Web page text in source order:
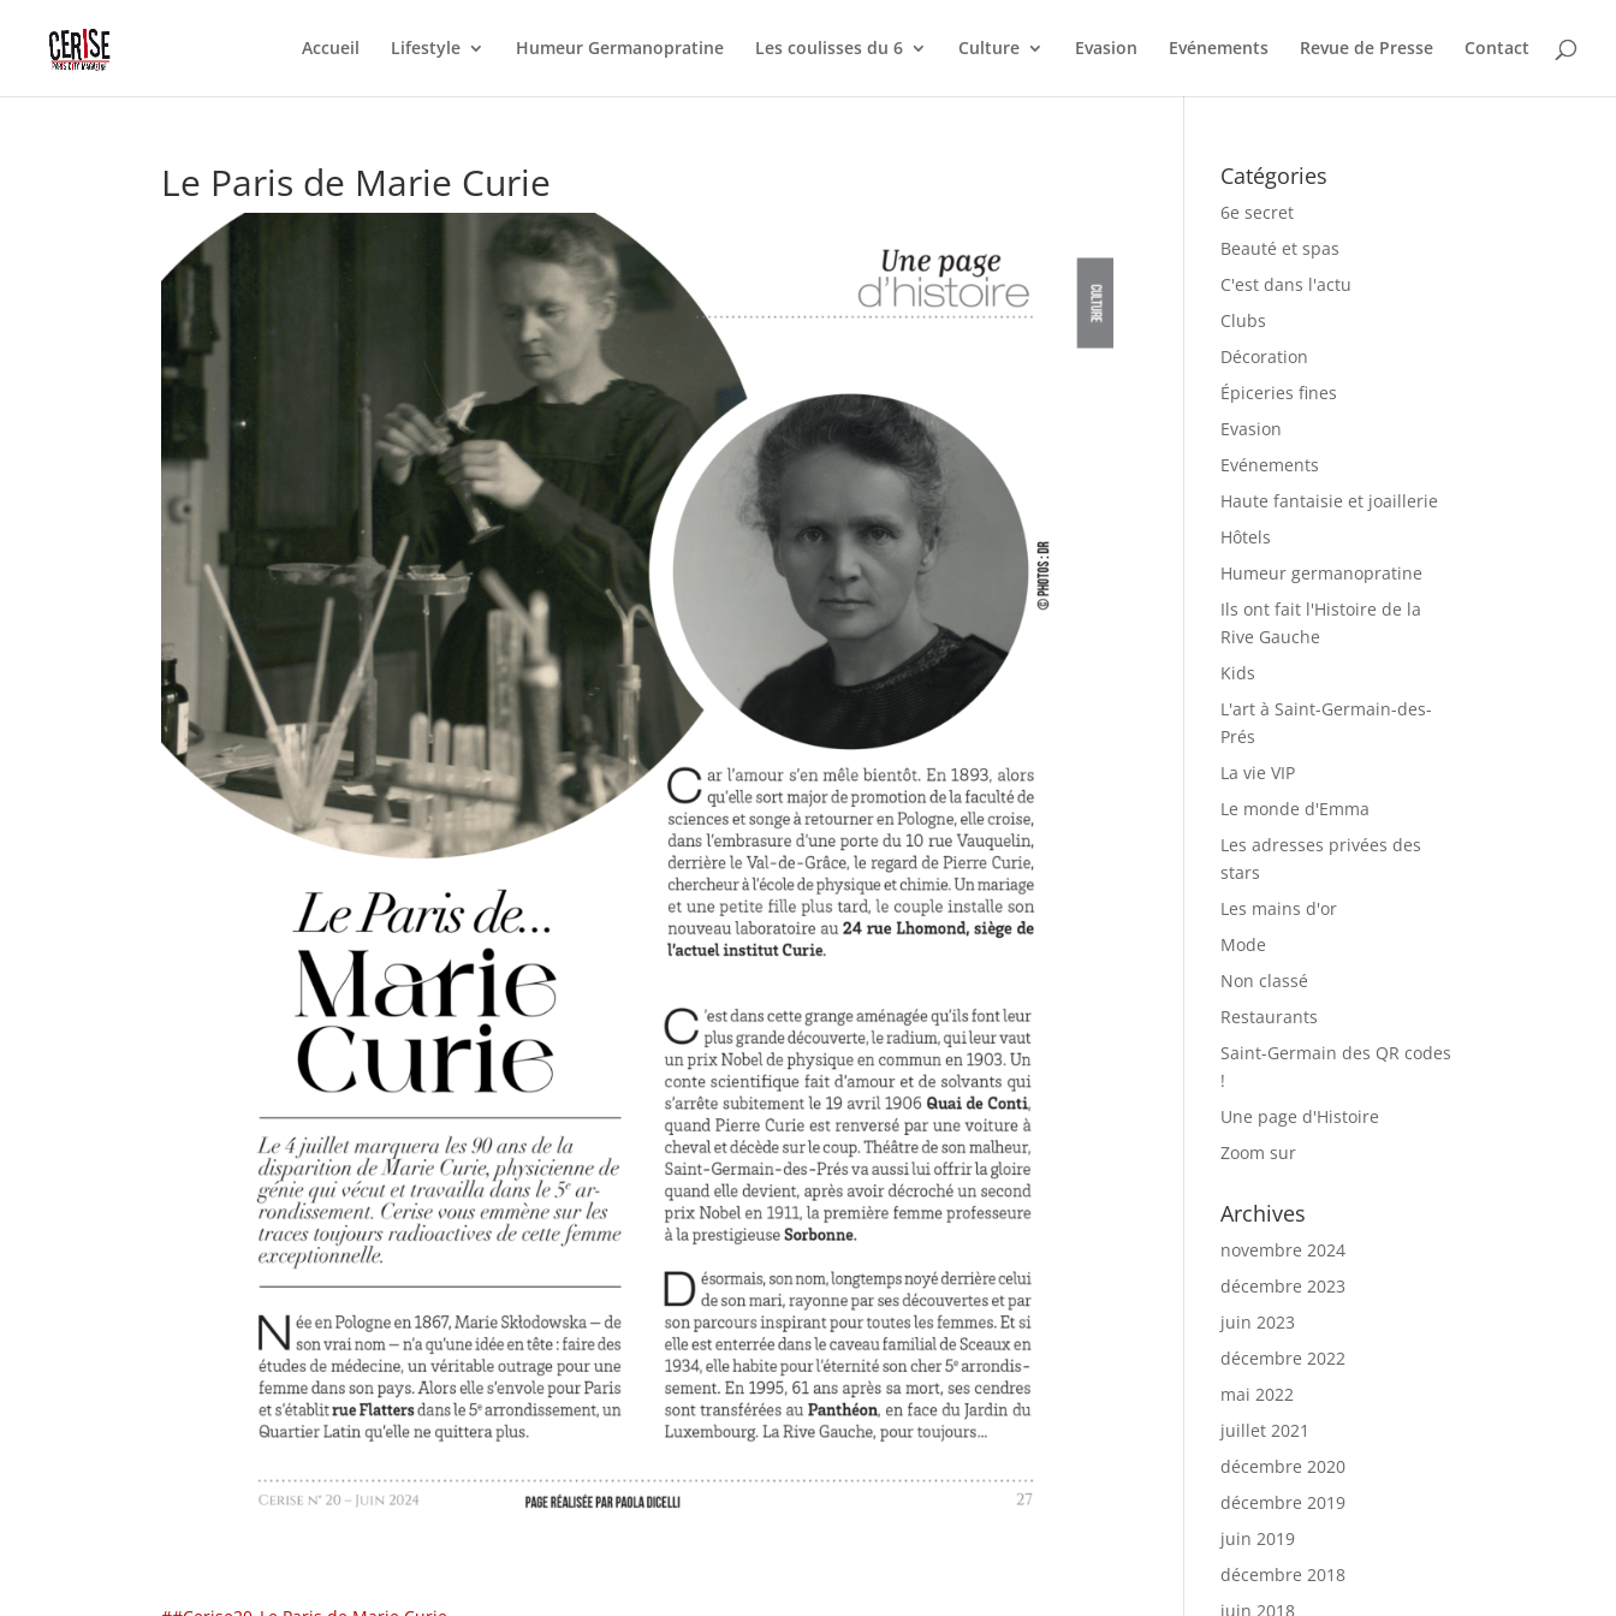
Accueil Lifestyle Humeur Germanopratine Les coulisses du 6 Culture Evasion Evénements Revue de Presse Contact
Le Paris de Marie Curie Catégories
6e secret
Beauté et spas
C'est dans l'actu
Clubs
Décoration
Épiceries fines
Evasion
Evénements
Haute fantaisie et joaillerie
Hôtels
Humeur germanopratine
Ils ont fait l'Histoire de la
Rive Gauche
Kids
L'art à Saint-Germain-des-
Prés
La vie VIP
Le monde d'Emma
Les adresses privées des
stars
Les mains d'or
Mode
Non classé
Restaurants
Saint-Germain des QR codes
!
Une page d'Histoire
Zoom sur
Archives
novembre 2024
décembre 2023
juin 2023
décembre 2022
mai 2022
juillet 2021
décembre 2020
décembre 2019
juin 2019
décembre 2018
juin 2018